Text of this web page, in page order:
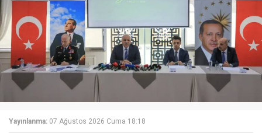
Yayınlanma: 07 Ağustos 2026 Cuma 18:18